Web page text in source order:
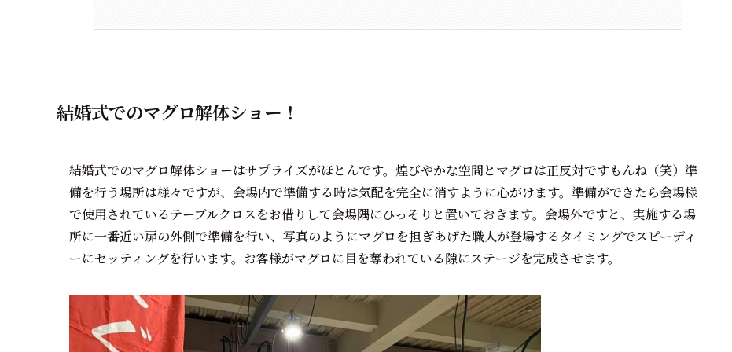
結婚式でのマグロ解体ショー！
結婚式でのマグロ解体ショーはサプライズがほとんです。煌びやかな空間とマグロは正反対ですもんね（笑）準
備を行う場所は様々ですが、会場内で準備する時は気配を完全に消すように心がけます。準備ができたら会場様
で使用されているテーブルクロスをお借りして会場隅にひっそりと置いておきます。会場外ですと、実施する場
所に一番近い扉の外側で準備を行い、写真のようにマグロを担ぎあげた職人が登場するタイミングでスピーディ
ーにセッティングを行います。お客様がマグロに目を奪われている隙にステージを完成させます。